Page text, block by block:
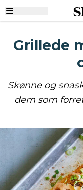
Grillede
Skønne og
dem som